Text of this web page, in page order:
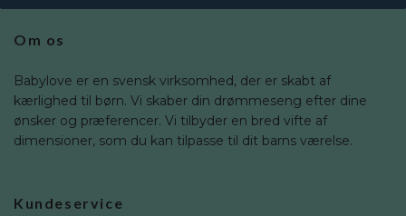
Om os
Babylove er en svensk virksomhed, der er skabt af
kærlighed til børn. Vi skaber din drømmeseng efter dine
ønsker og præferencer. Vi tilbyder en bred vifte af
dimensioner, som du kan tilpasse til dit barns værelse.
Kundeservice